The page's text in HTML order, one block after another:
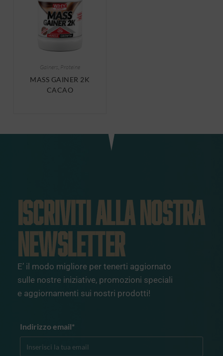
Gainers, Proteine
MASS GAINER 2K
CACAO
ISCRIVITI ALLA NOSTRA
NEWSLETTER
E’ il modo migliore per tenerti aggiornato
sulle nostre iniziative, promozioni speciali
e aggiornamenti sui nostri prodotti!
Indirizzo email*